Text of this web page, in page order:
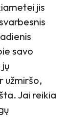
jis
savo
užmiršo,
Jai reikia